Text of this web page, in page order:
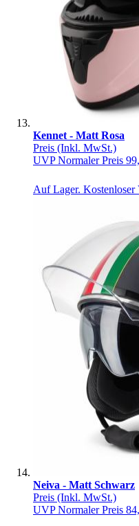
Kennet - Matt Rosa
Preis (Inkl. MwSt.)
UVPNormaler Preis
Auf Lager. Kostenloser
Neiva - Matt Schwarz
Preis (Inkl. MwSt.)
UVPNormaler Preis